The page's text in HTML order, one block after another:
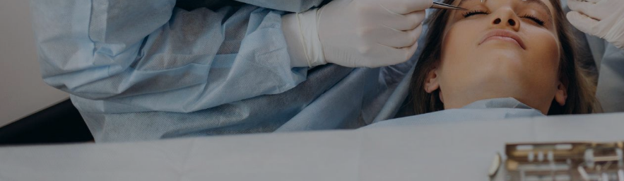
Arrugues d'expressió
Tractament de llavis
Àcid hialurònic
Estimuladors de col·lagen
Hidratació facial
Microneedling
Blefaroplàstia
Otoplàstia
Mini-lífting
Cirurgia de mama
Ginecomàstia
Lífting de cuixes
Transplantament
Aparell